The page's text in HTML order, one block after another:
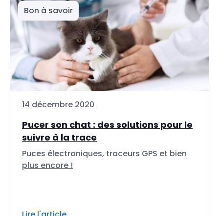
Bon à savoir
14 décembre 2020
Pucer son chat : des solutions pour le
suivre à la trace
Puces électroniques, traceurs GPS et bien
plus encore !